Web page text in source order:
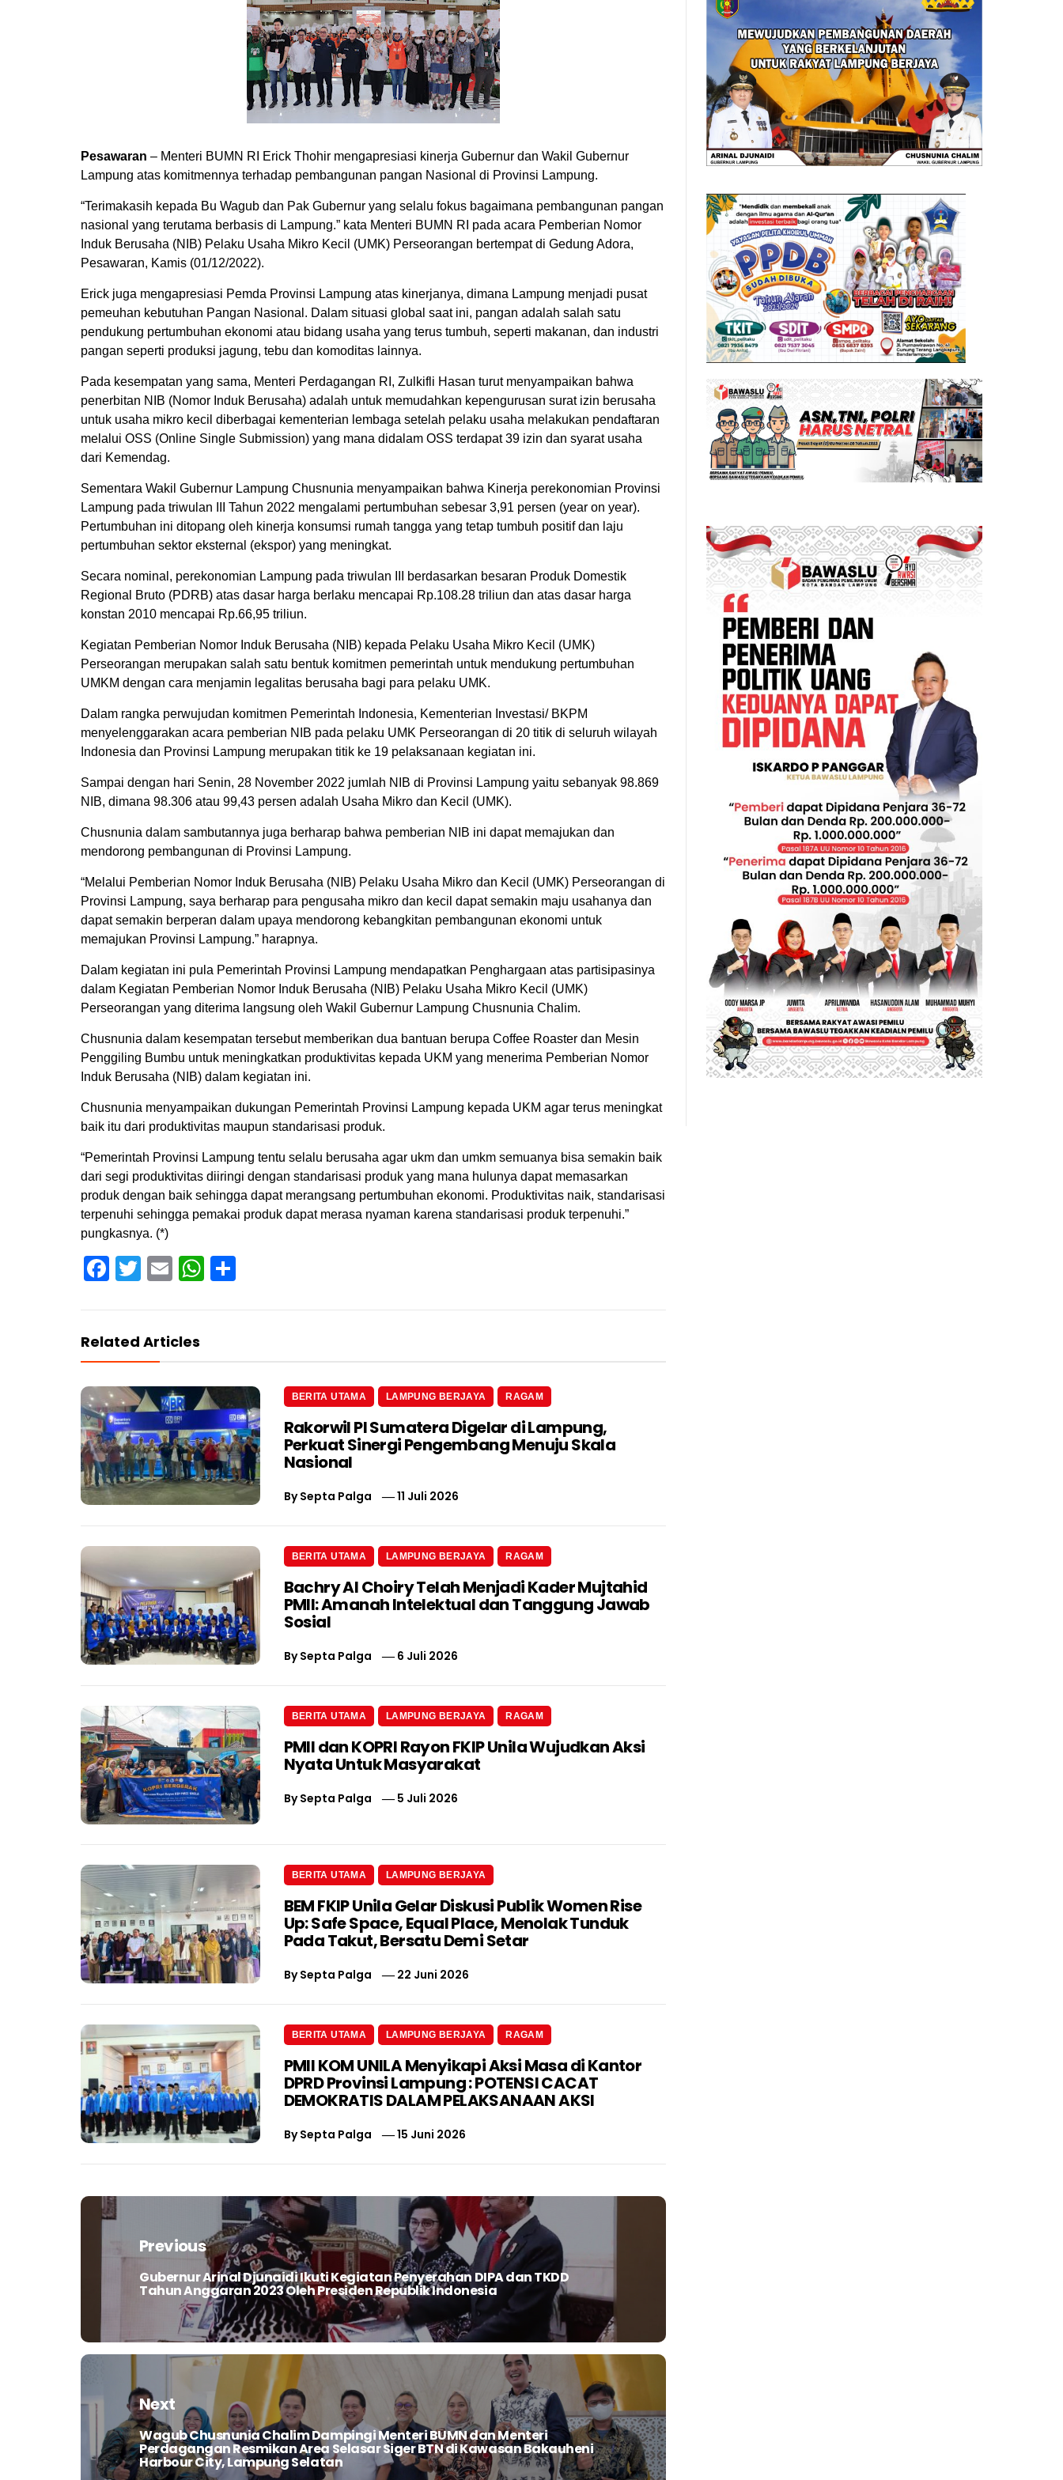
Pesawaran – Menteri BUMN RI Erick Thohir mengapresiasi kinerja Gubernur dan Wakil Gubernur
Lampung atas komitmennya terhadap pembangunan pangan Nasional di Provinsi Lampung.
“Terimakasih kepada Bu Wagub dan Pak Gubernur yang selalu fokus bagaimana pembangunan pangan
nasional yang terutama berbasis di Lampung.” kata Menteri BUMN RI pada acara Pemberian Nomor
Induk Berusaha (NIB) Pelaku Usaha Mikro Kecil (UMK) Perseorangan bertempat di Gedung Adora,
Pesawaran, Kamis (01/12/2022).
Erick juga mengapresiasi Pemda Provinsi Lampung atas kinerjanya, dimana Lampung menjadi pusat
pemeuhan kebutuhan Pangan Nasional. Dalam situasi global saat ini, pangan adalah salah satu
pendukung pertumbuhan ekonomi atau bidang usaha yang terus tumbuh, seperti makanan, dan industri
pangan seperti produksi jagung, tebu dan komoditas lainnya.
Pada kesempatan yang sama, Menteri Perdagangan RI, Zulkifli Hasan turut menyampaikan bahwa
penerbitan NIB (Nomor Induk Berusaha) adalah untuk memudahkan kepengurusan surat izin berusaha
untuk usaha mikro kecil diberbagai kementerian lembaga setelah pelaku usaha melakukan pendaftaran
melalui OSS (Online Single Submission) yang mana didalam OSS terdapat 39 izin dan syarat usaha
dari Kemendag.
Sementara Wakil Gubernur Lampung Chusnunia menyampaikan bahwa Kinerja perekonomian Provinsi
Lampung pada triwulan III Tahun 2022 mengalami pertumbuhan sebesar 3,91 persen (year on year).
Pertumbuhan ini ditopang oleh kinerja konsumsi rumah tangga yang tetap tumbuh positif dan laju
pertumbuhan sektor eksternal (ekspor) yang meningkat.
Secara nominal, perekonomian Lampung pada triwulan III berdasarkan besaran Produk Domestik
Regional Bruto (PDRB) atas dasar harga berlaku mencapai Rp.108.28 triliun dan atas dasar harga
konstan 2010 mencapai Rp.66,95 triliun.
Kegiatan Pemberian Nomor Induk Berusaha (NIB) kepada Pelaku Usaha Mikro Kecil (UMK)
Perseorangan merupakan salah satu bentuk komitmen pemerintah untuk mendukung pertumbuhan
UMKM dengan cara menjamin legalitas berusaha bagi para pelaku UMK.
Dalam rangka perwujudan komitmen Pemerintah Indonesia, Kementerian Investasi/ BKPM
menyelenggarakan acara pemberian NIB pada pelaku UMK Perseorangan di 20 titik di seluruh wilayah
Indonesia dan Provinsi Lampung merupakan titik ke 19 pelaksanaan kegiatan ini.
Sampai dengan hari Senin, 28 November 2022 jumlah NIB di Provinsi Lampung yaitu sebanyak 98.869
NIB, dimana 98.306 atau 99,43 persen adalah Usaha Mikro dan Kecil (UMK).
Chusnunia dalam sambutannya juga berharap bahwa pemberian NIB ini dapat memajukan dan
mendorong pembangunan di Provinsi Lampung.
“Melalui Pemberian Nomor Induk Berusaha (NIB) Pelaku Usaha Mikro dan Kecil (UMK) Perseorangan di
Provinsi Lampung, saya berharap para pengusaha mikro dan kecil dapat semakin maju usahanya dan
dapat semakin berperan dalam upaya mendorong kebangkitan pembangunan ekonomi untuk
memajukan Provinsi Lampung.” harapnya.
Dalam kegiatan ini pula Pemerintah Provinsi Lampung mendapatkan Penghargaan atas partisipasinya
dalam Kegiatan Pemberian Nomor Induk Berusaha (NIB) Pelaku Usaha Mikro Kecil (UMK)
Perseorangan yang diterima langsung oleh Wakil Gubernur Lampung Chusnunia Chalim.
Chusnunia dalam kesempatan tersebut memberikan dua bantuan berupa Coffee Roaster dan Mesin
Penggiling Bumbu untuk meningkatkan produktivitas kepada UKM yang menerima Pemberian Nomor
Induk Berusaha (NIB) dalam kegiatan ini.
Chusnunia menyampaikan dukungan Pemerintah Provinsi Lampung kepada UKM agar terus meningkat
baik itu dari produktivitas maupun standarisasi produk.
“Pemerintah Provinsi Lampung tentu selalu berusaha agar ukm dan umkm semuanya bisa semakin baik
dari segi produktivitas diiringi dengan standarisasi produk yang mana hulunya dapat memasarkan
produk dengan baik sehingga dapat merangsang pertumbuhan ekonomi. Produktivitas naik, standarisasi
terpenuhi sehingga pemakai produk dapat merasa nyaman karena standarisasi produk terpenuhi.”
pungkasnya. (*)
Facebook
TwitterEmailWhatsApp
Related Articles
BERITA UTAMA LAMPUNG BERJAYA RAGAM
Rakorwil PI Sumatera Digelar di Lampung,
Perkuat Sinergi Pengembang Menuju Skala
Nasional
BySepta Palga 11 Juli 2026
BERITA UTAMA LAMPUNG BERJAYA RAGAM
Bachry Al Choiry Telah Menjadi Kader Mujtahid
PMII: Amanah Intelektual dan Tanggung Jawab
Sosial
BySepta Palga 6 Juli 2026
BERITA UTAMA LAMPUNG BERJAYA RAGAM
PMII dan KOPRI Rayon FKIP Unila Wujudkan Aksi
Nyata Untuk Masyarakat
BySepta Palga 5 Juli 2026
BERITA UTAMA LAMPUNG BERJAYA
BEM FKIP Unila Gelar Diskusi Publik Women Rise
Up: Safe Space, Equal Place, Menolak Tunduk
Pada Takut, Bersatu Demi Setar
BySepta Palga 22 Juni 2026
BERITA UTAMA LAMPUNG BERJAYA RAGAM
PMII KOM UNILA Menyikapi Aksi Masa di Kantor
DPRD Provinsi Lampung : POTENSI CACAT
DEMOKRATIS DALAM PELAKSANAAN AKSI
BySepta Palga 15 Juni 2026
Navigasi
pos
Previous
Previous
post:
Gubernur Arinal Djunaidi Ikuti Kegiatan Penyerahan DIPA dan TKDD
Tahun Anggaran 2023 Oleh Presiden Republik Indonesia
Next
Next
post:
Wagub Chusnunia Chalim Dampingi Menteri BUMN dan Menteri
Perdagangan Resmikan Area Selasar Siger BTN di Kawasan Bakauheni
Harbour City, Lampung Selatan